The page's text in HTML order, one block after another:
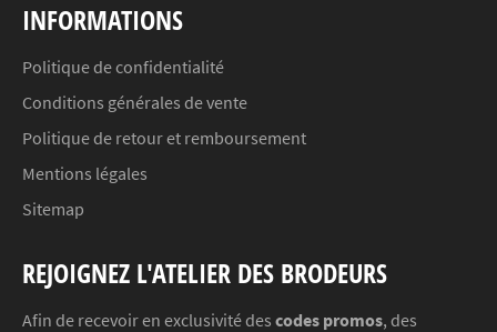
INFORMATIONS
Politique de confidentialité
Conditions générales de vente
Politique de retour et remboursement
Mentions légales
Sitemap
REJOIGNEZ L'ATELIER DES BRODEURS
Afin de recevoir en exclusivité des codes promos, des